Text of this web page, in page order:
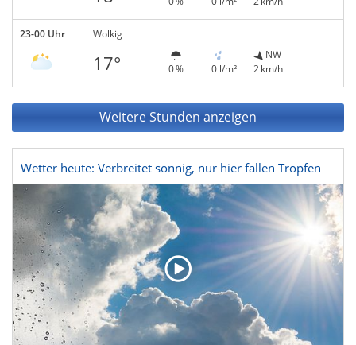
23-00 Uhr Wolkig
17° 0 % 0 l/m²
NW
2 km/h
Weitere Stunden anzeigen
Wetter heute: Verbreitet sonnig, nur hier fallen Tropfen